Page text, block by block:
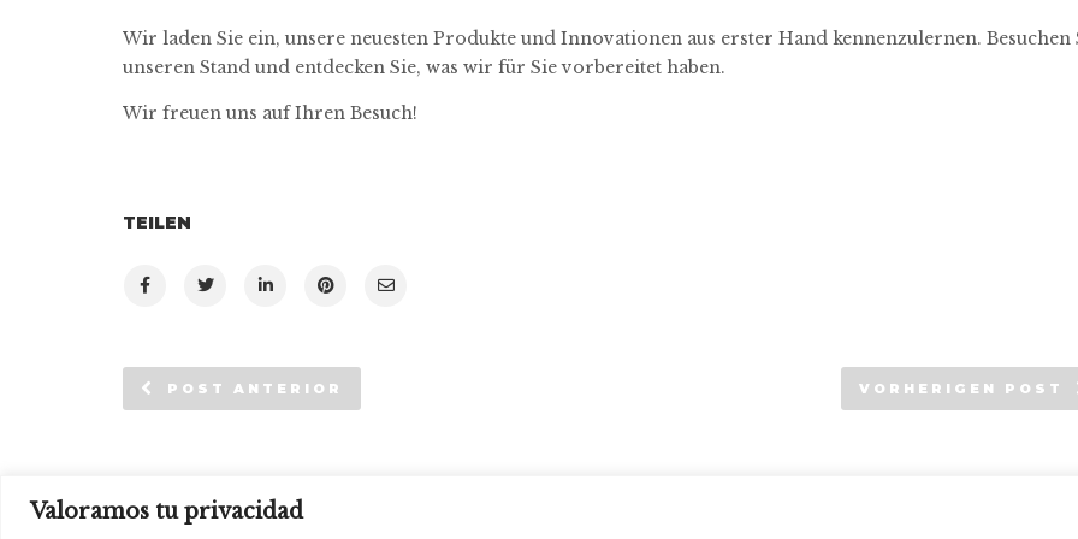
Valoramos tu privacidad
Wir laden Sie ein, unsere neuesten Produkte und Innovationen aus erster Hand kennenzulernen. Besuchen
unseren Stand und entdecken Sie, was wir für Sie vorbereitet haben.
Wir freuen uns auf Ihren Besuch!
TEILEN
POST ANTERIOR VORHERIGEN POST
© Systemtronic | Rechtliche Warnung
Bestimmungen